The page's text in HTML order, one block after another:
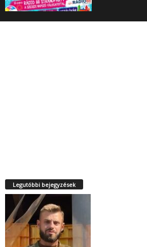
Legutóbbi bejegyzések